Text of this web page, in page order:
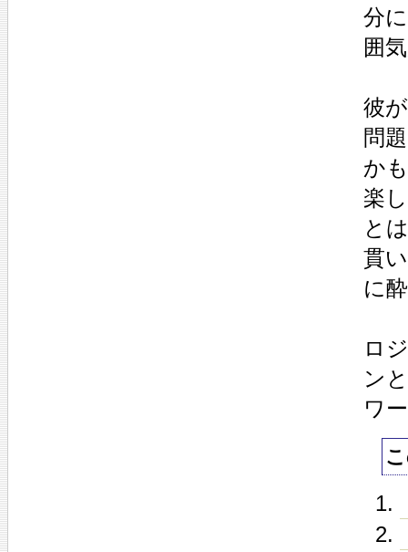
分
囲
彼
問
か
楽
と
貫
に
ロ
ン
ワ